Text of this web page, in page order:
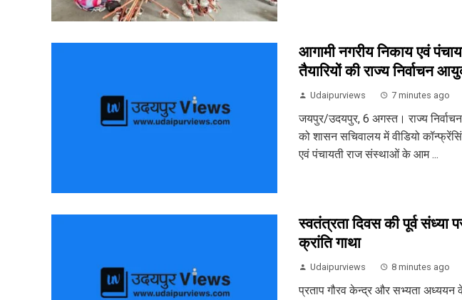
आगामी नगरीय निकाय एवं
तैयारियों की राज्य निर्वाचन
Udaipurviews 7 minutes ago
जयपुर/उदयपुर, 6 अगस्त। राज्य
को शासन सचिवालय में वीडियो
एवं पंचायती राज संस्थाओं के आम ...
स्वतंत्रता दिवस की पूर्व संध्या
क्रांति गाथा
Udaipurviews 8 minutes ago
प्रताप गौरव केन्द्र और सभ्यता